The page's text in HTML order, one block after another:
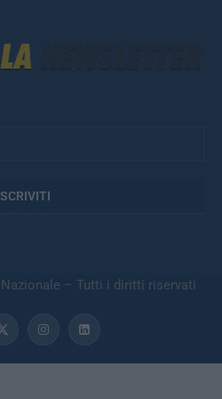
– Tutti i diritti riservati